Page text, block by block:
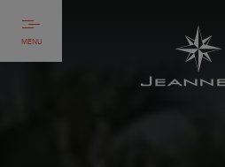
MENU